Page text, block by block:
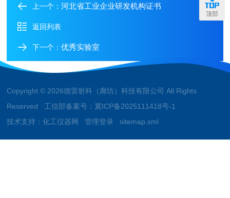
上一个：河北省工业企业研发机构证书
返回列表
下一个：优秀实验室
Copyright © 2026德雷射科（廊坊）科技有限公司 All Rights
Reserved 工信部备案号： 冀ICP备2025111418号-1
技术支持：化工仪器网 管理登录 sitemap.xml
顶部